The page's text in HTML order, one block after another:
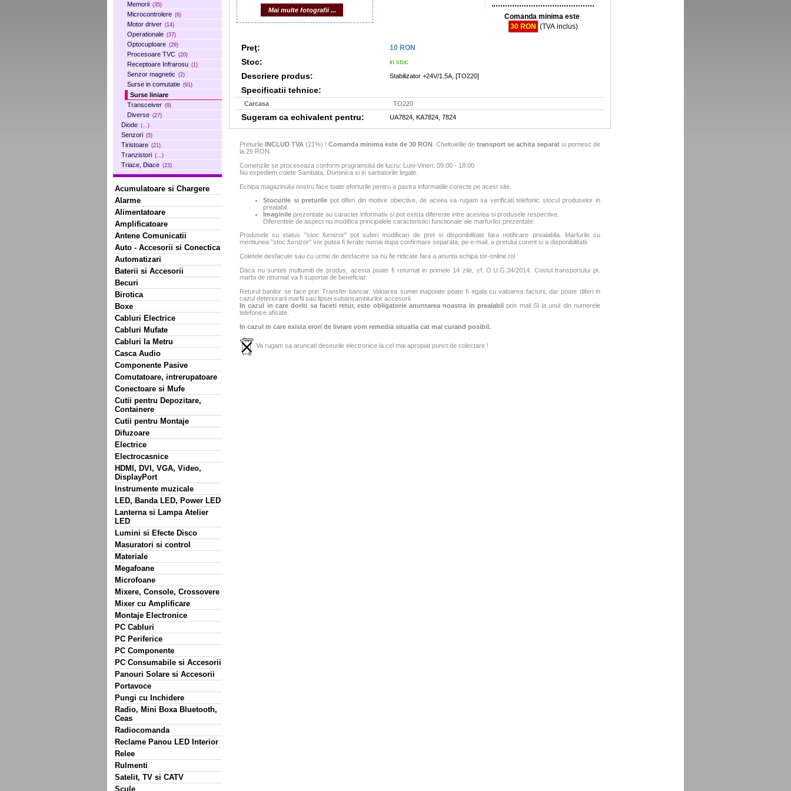
Memorii (35)
Microcontrolere (6)
Motor driver (14)
Operationale (37)
Optocuploare (29)
Procesoare TVC (20)
Receptoare Infrarosu (1)
Senzor magnetic (2)
Surse in comutatie (91)
Surse liniare
Transceiver (9)
Diverse (27)
Diode (...)
Senzori (5)
Tiristoare (21)
Tranzistori (...)
Triace, Diace (23)
Acumulatoare si Chargere
Alarme
Alimentatoare
Amplificatoare
Antene Comunicatii
Auto - Accesorii si Conectica
Automatizari
Baterii si Accesorii
Becuri
Birotica
Boxe
Cabluri Electrice
Cabluri Mufate
Cabluri la Metru
Casca Audio
Componente Pasive
Comutatoare, intrerupatoare
Conectoare si Mufe
Cutii pentru Depozitare,
Containere
Cutii pentru Montaje
Difuzoare
Electrice
Electrocasnice
HDMI, DVI, VGA, Video,
DisplayPort
Instrumente muzicale
LED, Banda LED, Power LED
Lanterna si Lampa Atelier
LED
Lumini si Efecte Disco
Masuratori si control
Materiale
Megafoane
Microfoane
Mixere, Console, Crossovere
Mixer cu Amplificare
Montaje Electronice
PC Cabluri
PC Periferice
PC Componente
PC Consumabile si Accesorii
Panouri Solare si Accesorii
Portavoce
Pungi cu Inchidere
Radio, Mini Boxa Bluetooth,
Ceas
Radiocomanda
Reclame Panou LED Interior
Relee
Rulmenti
Satelit, TV si CATV
Scule
Mai multe fotografii ...
Comanda minima este
30 RON (TVA inclus)
Preţ: 10 RON
Stoc: in stoc
Descriere produs: Stabilizator +24V/1.5A, [TO220]
Specificatii tehnice:
Carcasa TO220
Sugeram ca echivalent pentru: UA7824, KA7824, 7824
Preturile INCLUD TVA (21%) ! Comanda minima este de 30 RON . Cheltuielile de transport se achita separat si pornesc de
la 26 RON.
Comenzile se proceseaza conform programului de lucru: Luni-Vineri: 09:00 - 18:00
Nu expediem colete Sambata, Duminica si in sarbatorile legale.
Echipa magazinului nostru face toate eforturile pentru a pastra informatiile corecte pe acest site.
Stocurile si preturile pot diferi din motive obiective, de aceea va rugam sa verificati telefonic stocul produselor in
prealabil.
Imaginile prezentate au caracter informativ si pot exista diferente intre acestea si produsele respective.
Diferentele de aspect nu modifica principalele caracteristici functionale ale marfurilor prezentate.
Produsele cu status "stoc furnizor" pot suferi modificari de pret si disponibilitate fara notificare prealabila. Marfurile cu
mentiunea "stoc furnizor" vor putea fi livrate numai dupa confirmare separata, pe e-mail, a pretului curent si a disponibilitatii.
Coletele desfacute sau cu urme de desfacere sa nu fie ridicate fara a anunta echipa tor-online.ro!
Daca nu sunteti multumiti de produs, acesta poate fi returnat in primele 14 zile, cf. O.U.G.34/2014. Costul transportului pt.
marfa de returnat va fi suportat de beneficiar.
Returul banilor se face prin Transfer bancar. Valoarea sumei inapoiate poate fi egala cu valoarea facturii, dar poate diferi in
cazul deteriorarii marfii sau lipsei subansamblurilor accesorii.
In cazul in care doriti sa faceti retur, este obligatorie anuntarea noastra in prealabil prin mail SI la unul din numerele
telefonice afisate.
In cazul in care exista erori de livrare vom remedia situatia cat mai curand posibil.
Va rugam sa aruncati deseurile electronice la cel mai apropiat punct de colectare !